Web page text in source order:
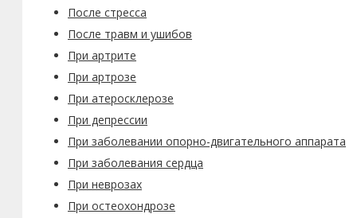
После стресса
После травм и ушибов
При артрите
При артрозе
При атеросклерозе
При депрессии
При заболевании опорно-двигательного аппарата
При заболевания сердца
При неврозах
При остеохондрозе